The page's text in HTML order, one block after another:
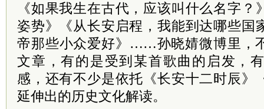
《如果我生在古代，应该叫什么名字
姿势》《从长安启程，我能到达哪些国
帝那些小众爱好》……孙晓婧微博里，
文章，有的是受到某首歌曲的启发，
感，还有不少是依托《长安十二时辰》
延伸出的历史文化解读。